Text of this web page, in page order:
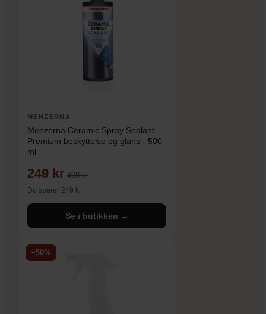
MENZERNA
Menzerna Ceramic Spray Sealant
Premium beskyttelse og glans - 500
ml
249 kr 498 kr
Du sparer 249 kr
Se i butikken →
−50%